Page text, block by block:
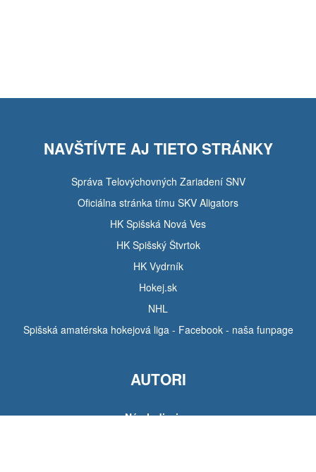
NAVŠTÍVTE AJ TIETO STRÁNKY
Správa Telovýchovných Zariadení SNV
Oficiálna stránka tímu SKV Aligators
HK Spišská Nová Ves
HK Spišský Štvrtok
HK Vydrník
Hokej.sk
NHL
Spišská amatérska hokejová liga - Facebook - naša funpage
AUTORI
Návrh dizajnu